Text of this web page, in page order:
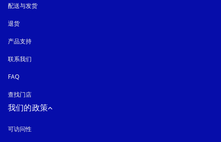
配送与发货
退货
产品支持
联系我们
FAQ
查找门店
我们的政策
可访问性